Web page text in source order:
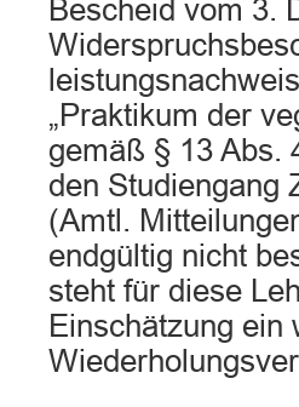
Bescheid vom 3.
„Praktikum der
gemäß § 13 Abs.
den Studiengang
(Amtl.
endgültig nicht
steht für diese
Einschätzung ein